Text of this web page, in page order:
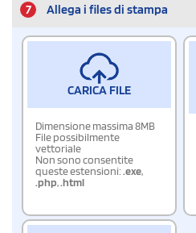
7 Allega i files di stampa
CARICA FILE
Dimensione massima 8MB
File possibilmente
vettoriale
Non sono consentite
queste estensioni:.exe,
.php,.html